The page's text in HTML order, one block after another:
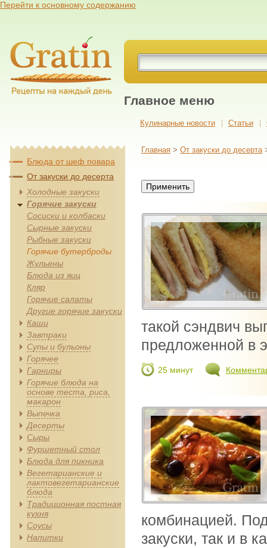
Перейти к основному содержанию
Главное меню
Кулинарные новости Cтатьи
Главная > От закуски до десерта
такой сэндвич
предложенной в
25 минут
комбинацией.
закуски, так и в
Блюда от шеф повара
От закуски до десерта
Холодные закуски
Горячие закуски
Сосиски и колбаски
Сырные закуски
Рыбные закуски
Горячие бутерброды
Жульены
Блюда из яиц
Кляр
Горячие салаты
Другие горячие закуски
Каши
Завтраки
Супы и бульоны
Горячее
Гарниры
Горячие блюда на
основе теста, риса,
макарон
Выпечка
Десерты
Сыры
Фуршетный стол
Блюда для пикника
Вегетарианские и
лактовегетарианские
блюда
Традиционная постная
кухня
Соусы
Напитки